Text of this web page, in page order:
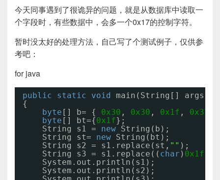
今天同事遇到了很诡异的问题，就是从数据库中读取一
个字段时，有些数据中，会多一个0x17的控制字符。
暂时没太好的处理方法，自己写了个测试例子，仅供参
考吧：
for java
public static void
main(String[] args)
{
byte [] b= { 0x30 , 0x30 , 0x1f , 0x37
byte [] bt={0x1f};
String s1 = new String(b);
String st= new String(bt);
String s2 = s1.replace(st, "" );
String s3 = s1.replace(( char ) 0x1f
System.out.println(s1);
System.out.println(s2);